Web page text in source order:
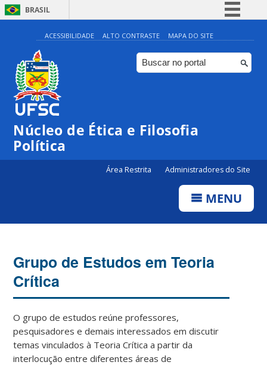
BRASIL
Simplifique!
Comunica BR
Participe
Canais
ACESSIBILIDADE ALTO CONTRASTE MAPA DO SITE
Núcleo de Ética e Filosofia
Política
Área Restrita Administradores do Site
MENU
Grupo de Estudos em Teoria
Crítica
O grupo de estudos reúne professores,
pesquisadores e demais interessados em discutir
temas vinculados à Teoria Crítica a partir da
interlocução entre diferentes áreas de